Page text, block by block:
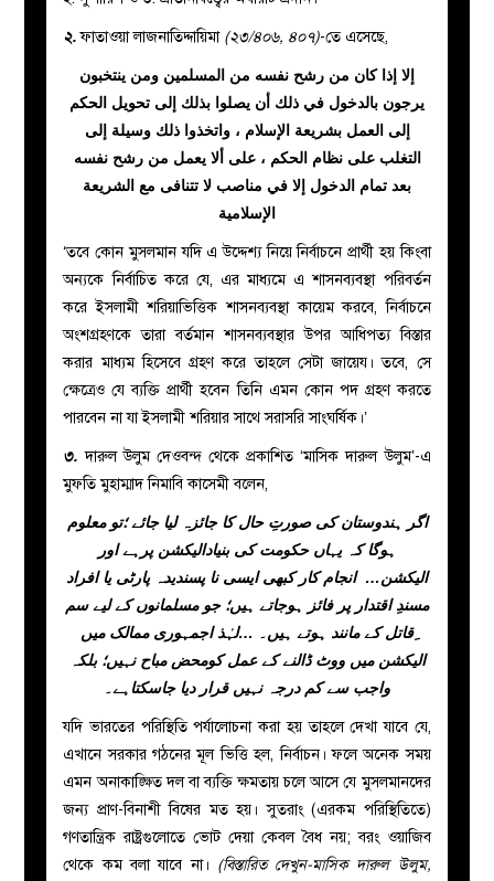
২.ফাতাওয়া লাজনাতিদ্দায়িমা(২৩/৪০৬, ৪০৭)-তে এসেছে,
إلا إذا كان من رشح نفسه من المسلمين ومن ينتخبون
يرجون بالدخول في ذلك أن يصلوا بذلك إلى تحويل الحكم
إلى العمل بشريعة الإسلام ، واتخذوا ذلك وسيلة إلى
التغلب على نظام الحكم ، على ألا يعمل من رشح نفسه
بعد تمام الدخول إلا في مناصب لا تتنافى مع الشريعة
الإسلامية
‘তবে কোন মুসলমান যদি এ উদ্দেশ্য নিয়ে নির্বাচনে প্রার্থী হয় কিংবা
অন্যকে নির্বাচিত করে যে, এর মাধ্যমে এ শাসনব্যবস্থা পরিবর্তন
করে ইসলামী শরিয়াভিত্তিক শাসনব্যবস্থা কায়েম করবে, নির্বাচনে
অংশগ্রহণকে তারা বর্তমান শাসনব্যবস্থার উপর আধিপত্য বিস্তার
করার মাধ্যম হিসেবে গ্রহণ করে তাহলে সেটা জায়েয। তবে, সে
ক্ষেত্রেও যে ব্যক্তি প্রার্থী হবেন তিনি এমন কোন পদ গ্রহণ করতে
পারবেন না যা ইসলামী শরিয়ার সাথে সরাসরি সাংঘর্ষিক।’
৩. দারুল উলুম দেওবন্দ থেকে প্রকাশিত ‘মাসিক দারুল উলুম’-এ
মুফতি মুহাম্মাদ নিমাবি কাসেমী বলেন,
اگر ہندوستان کی صورتِ حال کا جائزہ لیا جائے ؛تو معلوم
ہوگا کہ یہاں حکومت کی بنیادالیکشن پرہے اور
الیکشن… انجام کار کبھی ایسی نا پسندیدہ پارٹی یا افراد
مسندِ اقتدار پر فائز ہوجاتے ہیں؛ جو مسلمانوں کے لیے سم
ِقاتل کے مانند ہوتے ہیں۔ …لہٰذ اجمہوری ممالک میں
الیکشن میں ووٹ ڈالنے کے عمل کومحض مباح نہیں؛ بلکہ
واجب سے کم درجہ نہیں قرار دیا جاسکتاہے۔
যদি ভারতের পরিস্থিতি পর্যালোচনা করা হয় তাহলে দেখা যাবে যে,
এখানে সরকার গঠনের মূল ভিত্তি হল, নির্বাচন। ফলে অনেক সময়
এমন অনাকাঙ্ক্ষিত দল বা ব্যক্তি ক্ষমতায় চলে আসে যে মুসলমানদের
জন্য প্রাণ-বিনাশী বিষের মত হয়। সুতরাং (এরকম পরিস্থিতিতে)
গণতান্ত্রিক রাষ্ট্রগুলোতে ভোট দেয়া কেবল বৈধ নয়; বরং ওয়াজিব
থেকে কম বলা যাবে না। (বিস্তারিত দেখুন-মাসিক দারুল উলুম,